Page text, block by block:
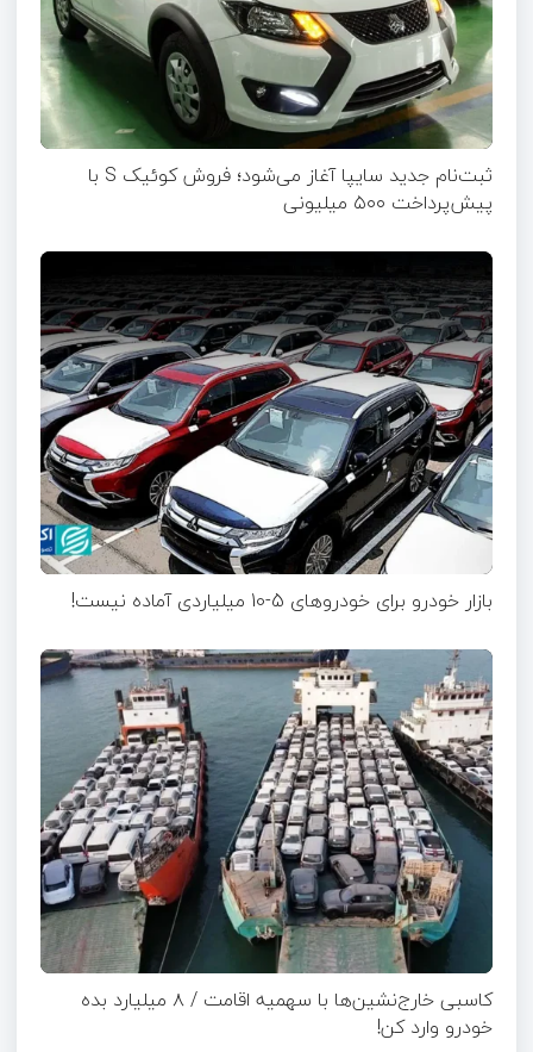
ثبت‌نام جدید سایپا آغاز می‌شود؛ فروش کوئیک S با
پیش‌پرداخت ۵۰۰ میلیونی
بازار خودرو برای خودروهای 5-10 میلیاردی آماده نیست!
کاسبی خارج‌نشین‌ها با سهمیه اقامت / ۸ میلیارد بده
خودرو وارد کن!